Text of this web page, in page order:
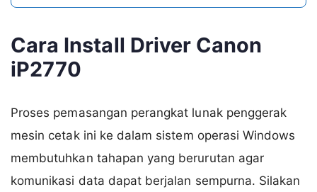
Cara Install Driver Canon
iP2770
Proses pemasangan perangkat lunak penggerak
mesin cetak ini ke dalam sistem operasi Windows
membutuhkan tahapan yang berurutan agar
komunikasi data dapat berjalan sempurna. Silakan